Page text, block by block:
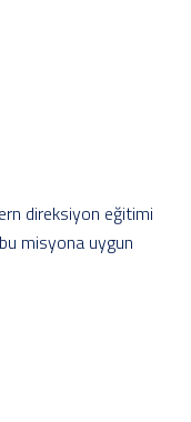
direksiyon eğitimi
misyona uygun